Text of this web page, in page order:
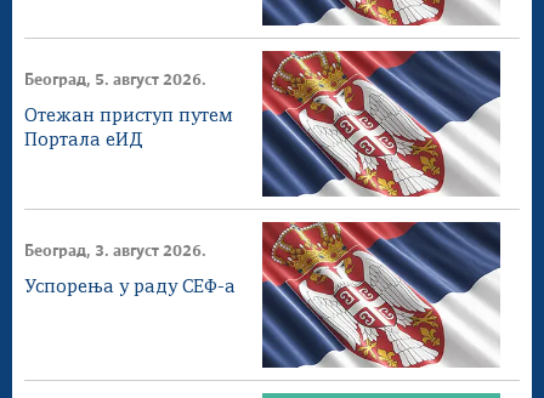
Београд, 5. август 2026.
Отежан приступ путем
Портала еИД
Београд, 3. август 2026.
Успорења у раду СЕФ-а